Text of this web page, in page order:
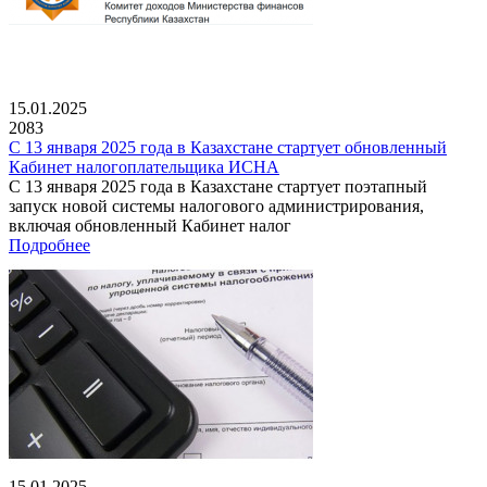
15.01.2025
2083
С 13 января 2025 года в Казахстане стартует обновленный
Кабинет налогоплательщика ИСНА
С 13 января 2025 года в Казахстане стартует поэтапный
запуск новой системы налогового администрирования,
включая обновленный Кабинет налог
Подробнее